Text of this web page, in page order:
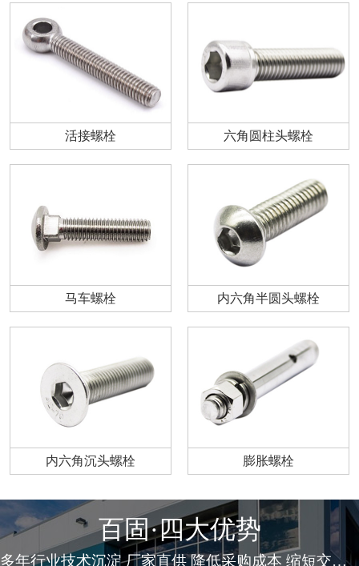
活接螺栓 六角圆柱头螺栓
马车螺栓 内六角半圆头螺栓
内六角沉头螺栓 膨胀螺栓
百固·四大优势
多年行业技术沉淀 厂家直供 降低采购成本 缩短交货周期